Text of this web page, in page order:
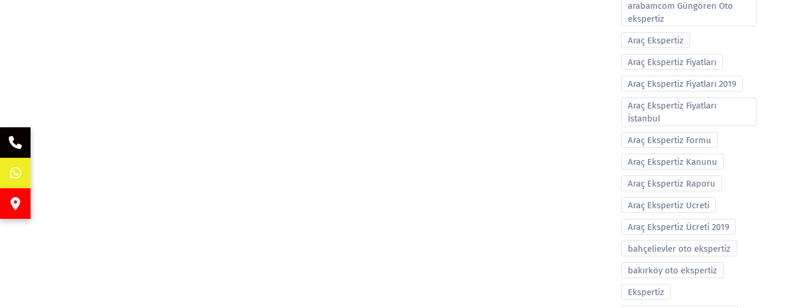
arabamcom Güngören Oto
ekspertiz
Araç Ekspertiz
Araç Ekspertiz Fiyatları
Araç Ekspertiz Fiyatları 2019
Araç Ekspertiz Fiyatları
İstanbul
Araç Ekspertiz Formu
Araç Ekspertiz Kanunu
Araç Ekspertiz Raporu
Araç Ekspertiz Ucreti
Araç Ekspertiz Ücreti 2019
bahçelievler oto ekspertiz
bakırköy oto ekspertiz
Ekspertiz